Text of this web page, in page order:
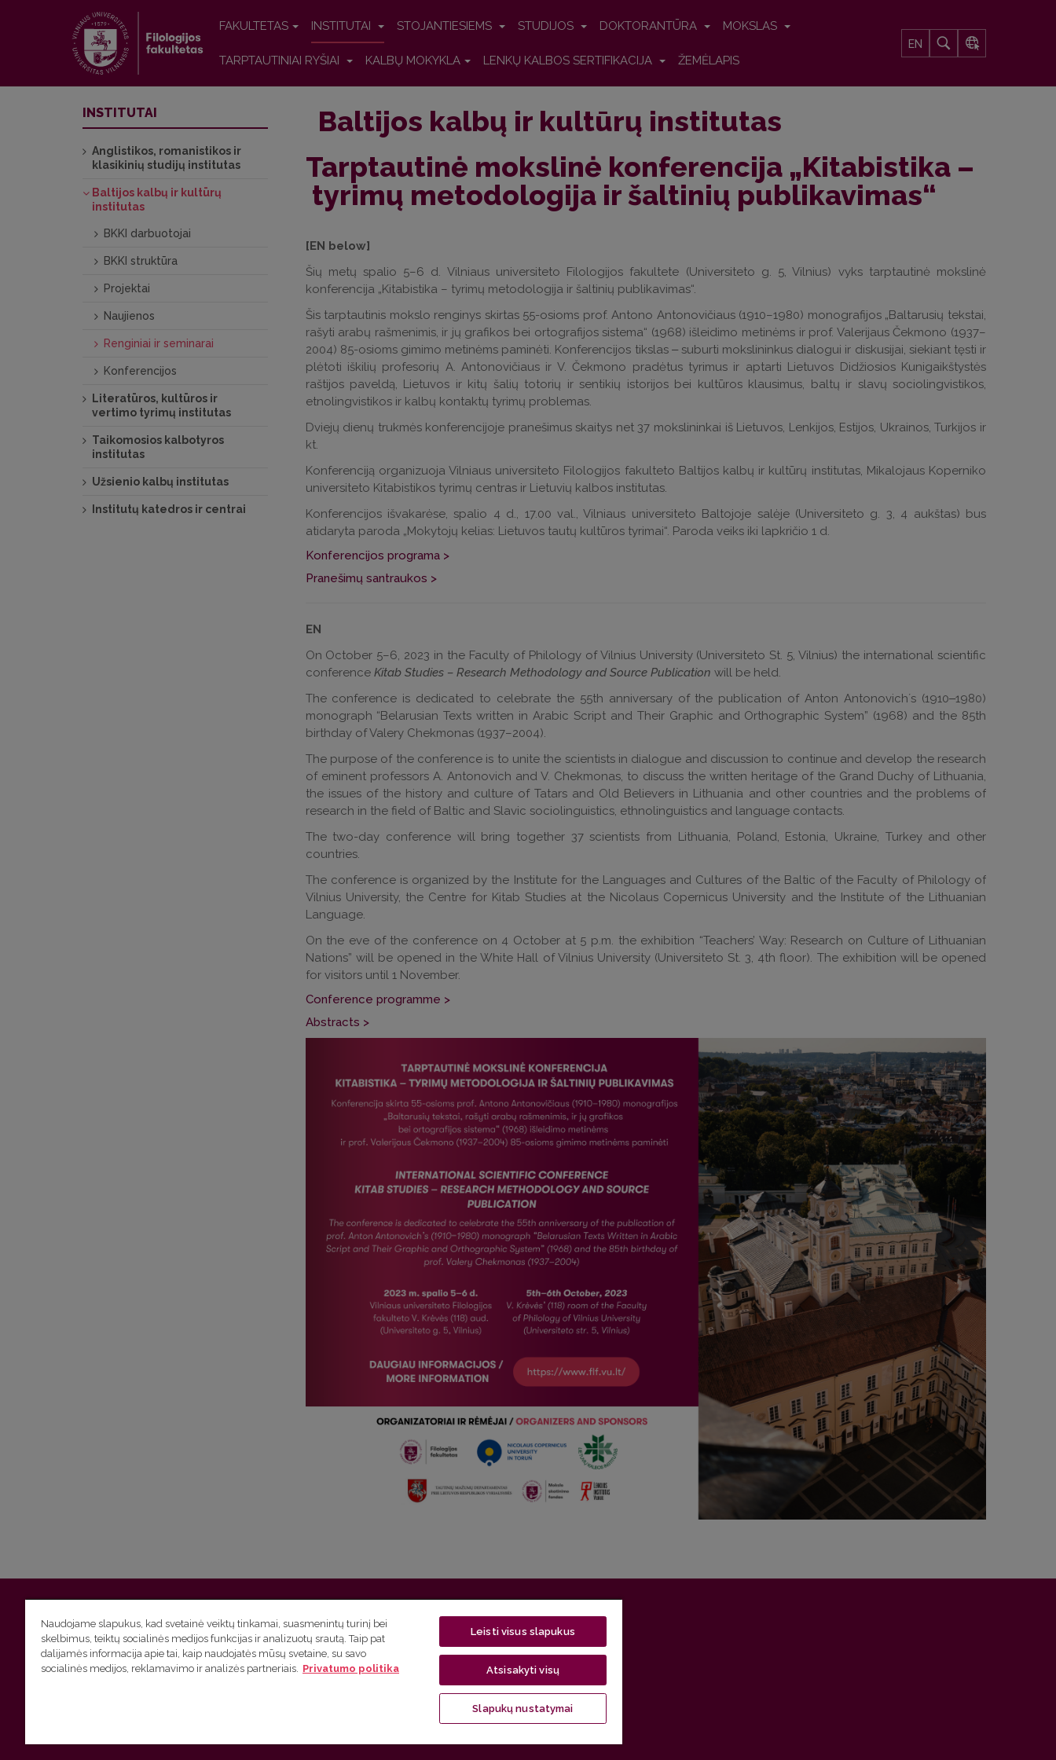
FAKULTETAS INSTITUTAI STOJANTIESIEMS STUDIJOS DOKTORANTŪRA MOKSLAS
TARPTAUTINIAI RYŠIAI KALBŲ MOKYKLA LENKŲ KALBOS SERTIFIKACIJA ŽEMĖLAPIS
EN
Baltijos kalbų ir kultūrų institutas
Tarptautinė mokslinė konferencija „Kitabistika –
tyrimų metodologija ir šaltinių publikavimas“
[EN below]
Šių metų spalio 5–6 d. Vilniaus universiteto Filologijos fakultete (Universiteto g. 5, Vilnius) vyks tarptautinė mokslinė
konferencija „Kitabistika – tyrimų metodologija ir šaltinių publikavimas“.
Šis tarptautinis mokslo renginys skirtas 55-osioms prof. Antono Antonovičiaus (1910–1980) monografijos „Baltarusių tekstai,
rašyti arabų rašmenimis, ir jų grafikos bei ortografijos sistema“ (1968) išleidimo metinėms ir prof. Valerijaus Čekmono (1937–
2004) 85-osioms gimimo metinėms paminėti. Konferencijos tikslas ‒ suburti mokslininkus dialogui ir diskusijai, siekiant tęsti ir
plėtoti iškilių profesorių A. Antonovičiaus ir V. Čekmono pradėtus tyrimus ir aptarti Lietuvos Didžiosios Kunigaikštystės
raštijos paveldą, Lietuvos ir kitų šalių totorių ir sentikių istorijos bei kultūros klausimus, baltų ir slavų sociolingvistikos,
etnolingvistikos ir kalbų kontaktų tyrimų problemas.
Dviejų dienų trukmės konferencijoje pranešimus skaitys net 37 mokslininkai iš Lietuvos, Lenkijos, Estijos, Ukrainos, Turkijos ir
kt.
Konferenciją organizuoja Vilniaus universiteto Filologijos fakulteto Baltijos kalbų ir kultūrų institutas, Mikalojaus Koperniko
universiteto Kitabistikos tyrimų centras ir Lietuvių kalbos institutas.
Konferencijos išvakarėse, spalio 4 d., 17.00 val., Vilniaus universiteto Baltojoje salėje (Universiteto g. 3, 4 aukštas) bus
atidaryta paroda „Mokytojų kelias: Lietuvos tautų kultūros tyrimai“. Paroda veiks iki lapkričio 1 d.
Konferencijos programa >
Pranešimų santraukos >
EN
On October 5–6, 2023 in the Faculty of Philology of Vilnius University (Universiteto St. 5, Vilnius) the international scientific
conferenceKitab Studies – Research Methodology and Source Publication will be held.
The conference is dedicated to celebrate the 55th anniversary of the publication of Anton Antonovichʼs (1910‒1980)
monograph “Belarusian Texts written in Arabic Script and Their Graphic and Orthographic System” (1968) and the 85th
birthday of Valery Chekmonas (1937–2004).
The purpose of the conference is to unite the scientists in dialogue and discussion to continue and develop the research
of eminent professors A. Antonovich and V. Chekmonas, to discuss the written heritage of the Grand Duchy of Lithuania,
the issues of the history and culture of Tatars and Old Believers in Lithuania and other countries and the problems of
research in the field of Baltic and Slavic sociolinguistics, ethnolinguistics and language contacts.
The two-day conference will bring together 37 scientists from Lithuania, Poland, Estonia, Ukraine, Turkey and other
countries.
The conference is organized by the Institute for the Languages and Cultures of the Baltic of the Faculty of Philology of
Vilnius University, the Centre for Kitab Studies at the Nicolaus Copernicus University and the Institute of the Lithuanian
Language.
On the eve of the conference on 4 October at 5 p.m. the exhibition “Teachers’ Way: Research on Culture of Lithuanian
Nations” will be opened in the White Hall of Vilnius University (Universiteto St. 3, 4th floor). The exhibition will be opened
for visitors until 1 November.
Conference programme >
Abstracts >
INSTITUTAI
Anglistikos, romanistikos ir
klasikinių studijų institutas
Baltijos kalbų ir kultūrų
institutas
BKKI darbuotojai
BKKI struktūra
Projektai
Naujienos
Renginiai ir seminarai
Konferencijos
Literatūros, kultūros ir
vertimo tyrimų institutas
Taikomosios kalbotyros
institutas
Užsienio kalbų institutas
Institutų katedros ir centrai
Vilniaus universitetas Filologijos fakultetas | Universiteto g. 5, LT-01131 Vilnius
Studijų skyriaus(studijų ir tvarkaraščio klausimai) tel. (0 5) 268 7208 | El. paštasstudijos@flf.vu.lt
Administracijos(personalo, auditorijų ir komunikacijos klausimai) tel. (0 5) 268 7207 | El. paštasflf@flf.vu.lt
https://www.flf.vu.lt/lsk| El. paštasandrius.apinis@flf.vu.lt
Naudojame slapukus, kad svetainė veiktų tinkamai, suasmenintų turinį bei
skelbimus, teiktų socialinės medijos funkcijas ir analizuotų srautą. Taip pat
dalijamės informacija apie tai, kaip naudojatės mūsų svetaine, su savo
socialinės medijos, reklamavimo ir analizės partneriais. Privatumo politika
Leisti visus slapukus
Atsisakyti visų
Slapukų nustatymai